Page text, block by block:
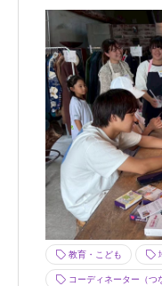
教育・こども
コーディネーター（つ